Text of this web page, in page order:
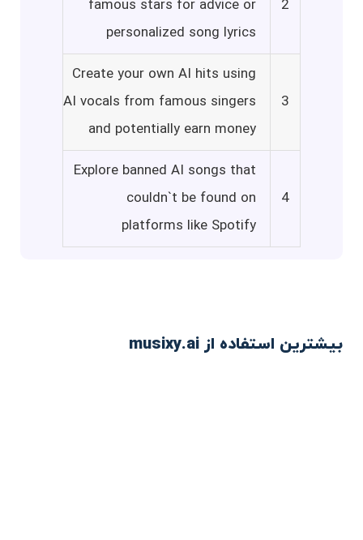
2
famous stars for advice or
personalized song lyrics
3
Create your own AI hits using
AI vocals from famous singers
and potentially earn money
4
Explore banned AI songs that
couldn`t be found on
platforms like Spotify
بیشترین استفاده از musixy.ai